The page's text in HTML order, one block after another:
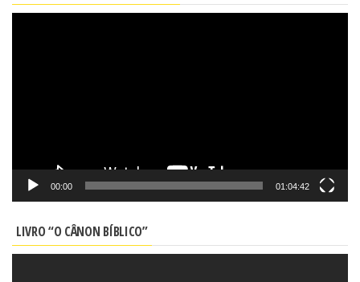
00:00 01:04:42
LIVRO “O CÂNON BÍBLICO”